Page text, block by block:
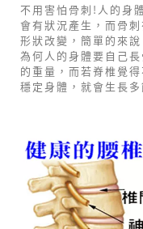
不用害怕骨刺!人的身
會有狀況產生，而骨
形狀改變，簡單的來
為何人的身體要自己
的重量，而若脊椎覺
穩定身體，就會生長